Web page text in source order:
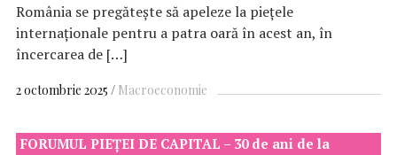
România se pregătește să apeleze la piețele
internaționale pentru a patra oară în acest an, în
încercarea de […]
2 octombrie 2025 Macroeconomie
FORUMUL PIEȚEI DE CAPITAL – 30 de ani de la